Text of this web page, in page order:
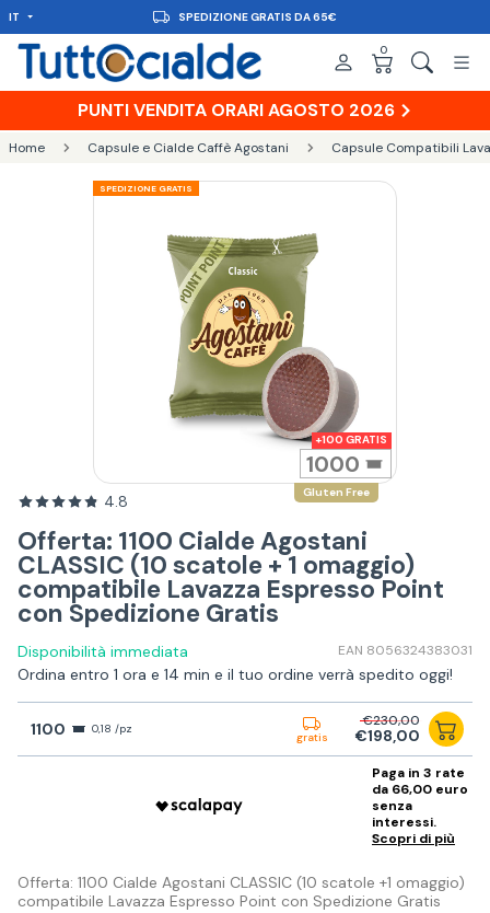
IT
0
PUNTI VENDITA ORARI AGOSTO 2026
Home Capsule e Cialde Caffè Agostani Capsule Compatibili
SPEDIZIONE GRATIS
Gluten Free
1000
4.8
Offerta: 1100 Cialde Agostani
CLASSIC (10 scatole + 1 omaggio)
compatibile Lavazza Espresso Point
con Spedizione Gratis
Disponibilità immediata EAN 8056324383031
Ordina entro 1 ora e 14 min e il tuo ordine verrà spedito oggi!
1100 0,18 /pz
gratis
€230,00
€198,00
Paga in 3 rate
da 66,00 euro
senza
interessi.
Scopri di più
Offerta: 1100 Cialde Agostani CLASSIC (10 scatole +1 omaggio)
compatibile Lavazza Espresso Point con Spedizione Gratis